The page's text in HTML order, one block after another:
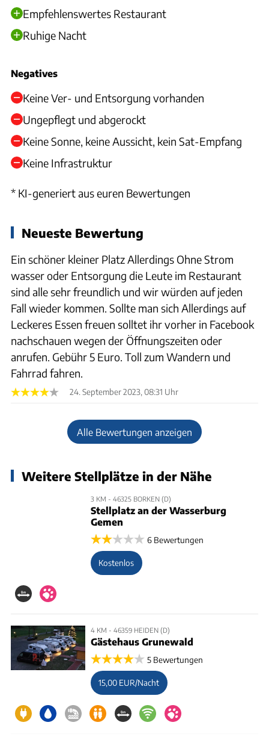
Empfehlenswertes Restaurant
Ruhige Nacht
Negatives
Keine Ver- und Entsorgung vorhanden
Ungepflegt und abgerockt
Keine Sonne, keine Aussicht, kein Sat-Empfang
Keine Infrastruktur
* KI-generiert aus euren Bewertungen
Neueste Bewertung
Ein schöner kleiner Platz Allerdings Ohne Strom
wasser oder Entsorgung die Leute im Restaurant
sind alle sehr freundlich und wir würden auf jeden
Fall wieder kommen. Sollte man sich Allerdings auf
Leckeres Essen freuen solltet ihr vorher in Facebook
nachschauen wegen der Öffnungszeiten oder
anrufen. Gebühr 5 Euro. Toll zum Wandern und
Fahrrad fahren.
24. September 2023, 08:31 Uhr
Alle Bewertungen anzeigen
Weitere Stellplätze in der Nähe
3 KM - 46325 BORKEN (D)
Stellplatz an der Wasserburg
Gemen
6 Bewertungen
Kostenlos
4 KM - 46359 HEIDEN (D)
Gästehaus Grunewald
5 Bewertungen
15,00 EUR/Nacht